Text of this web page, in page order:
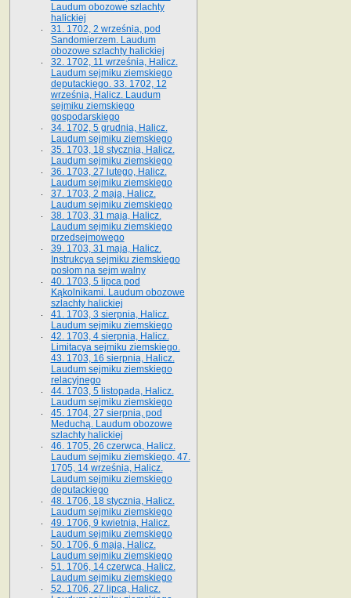
Laudum obozowe szlachty
halickiej
31. 1702, 2 września, pod
Sandomierzem. Laudum
obozowe szlachty halickiej
32. 1702, 11 września, Halicz.
Laudum sejmiku ziemskiego
deputackiego. 33. 1702, 12
września, Halicz. Laudum
sejmiku ziemskiego
gospodarskiego
34. 1702, 5 grudnia, Halicz.
Laudum sejmiku ziemskiego
35. 1703, 18 stycznia, Halicz.
Laudum sejmiku ziemskiego
36. 1703, 27 lutego, Halicz.
Laudum sejmiku ziemskiego
37. 1703, 2 maja, Halicz.
Laudum sejmiku ziemskiego
38. 1703, 31 maja, Halicz.
Laudum sejmiku ziemskiego
przedsejmowego
39. 1703, 31 maja, Halicz.
Instrukcya sejmiku ziemskiego
posłom na sejm walny
40. 1703, 5 lipca pod
Kąkolnikami. Laudum obozowe
szlachty halickiej
41­. 1703, 3 sierpnia, Halicz.
Laudum sejmiku ziemskiego
42. 1703, 4 sierpnia, Halicz.
Limitacya sejmiku ziemskiego.
43. 1703, 16 sierpnia, Halicz.
Laudum sejmiku ziemskiego
relacyjnego
44. 1703, 5 listopada, Halicz.
Laudum sejmiku ziemskiego
45. 1704, 27 sierpnia, pod
Meduchą. Laudum obozowe
szlachty halickiej
46. 1705, 26 czerwca, Halicz.
Laudum sejmiku ziemskiego. 47.
1705, 14 września, Halicz.
Laudum sejmiku ziemskiego
deputackiego
48. 1706, 18 stycznia, Halicz.
Laudum sejmiku ziemskiego
49. 1706, 9 kwietnia, Halicz.
Laudum sejmiku ziemskiego
50. 1706, 6 maja, Halicz.
Laudum sejmiku ziemskiego
51. 1706, 14 czerwca, Halicz.
Laudum sejmiku ziemskiego
52. 1706, 27 lipca, Halicz.